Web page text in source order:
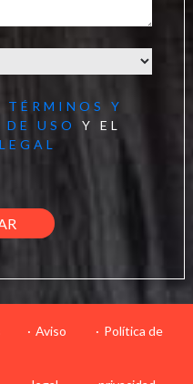
TÉRMINOS Y
USO
Y EL
Aviso Política de